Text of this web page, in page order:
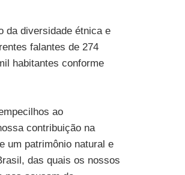
da diversidade étnica e
falantes de 274
habitantes conforme
ao
contribuição na
um patrimônio natural e
das quais os nossos